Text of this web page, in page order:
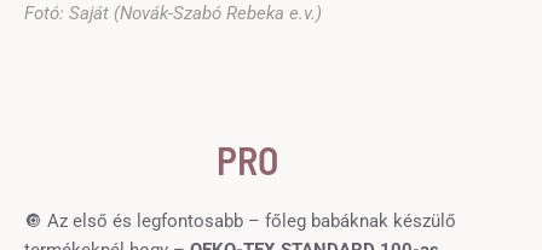
Fotó: Saját (Novák-Szabó Rebeka e.v.)
PRO
🔘 Az első és legfontosabb – főleg babáknak készülő